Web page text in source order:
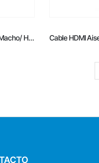
Cable HDMI Aisens A117-0090/ DVI Macho – HDMI Macho/ Hasta 10W/ 720Mbps/ 1.8m/ Negro